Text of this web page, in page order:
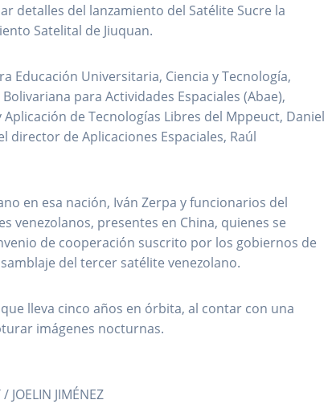
detalles del lanzamiento del Satélite Sucre la
Satelital de Jiuquan.
Universitaria, Ciencia y Tecnología,
para Actividades Espaciales (Abae),
de Tecnologías Libres del Mppeuct, Daniel
director de Aplicaciones Espaciales, Raúl
en esa nación, Iván Zerpa y funcionarios del
venezolanos, presentes en China, quienes se
de cooperación suscrito por los gobiernos de
del tercer satélite venezolano.
lleva cinco años en órbita, al contar con una
imágenes nocturnas.
JOELIN JIMÉNEZ